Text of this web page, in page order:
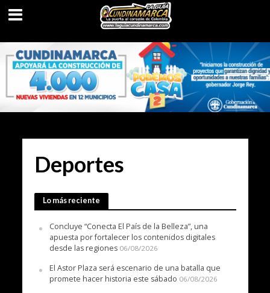
Deportes
Lo más reciente
Concluye “Conecta El País de la Belleza”, una
apuesta por fortalecer los contenidos digitales
desde las regiones 06/08/2026
El Astor Plaza será escenario de una batalla que
promete hacer historia este sábado 06/08/2026